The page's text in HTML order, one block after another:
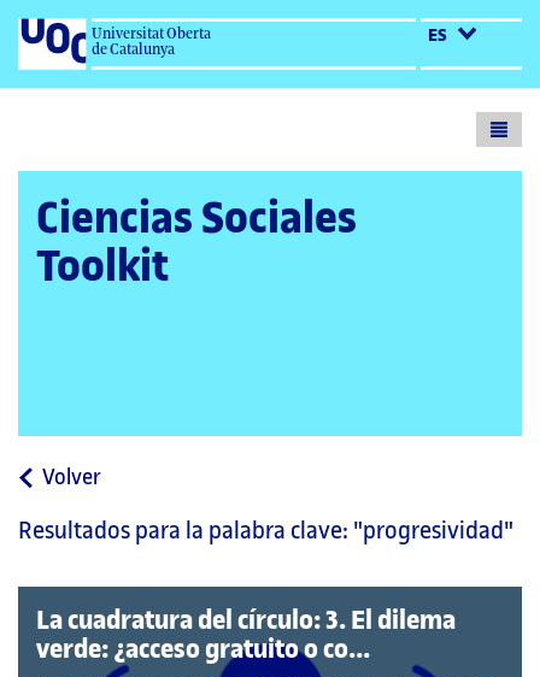
Universitat Oberta
de Catalunya
ES
Ciencias Sociales
Toolkit
Volvera
página
Resultados para la palabra clave: "progresividad"
La cuadratura del círculo: 3. El dilema
verde: ¿acceso gratuito o co...